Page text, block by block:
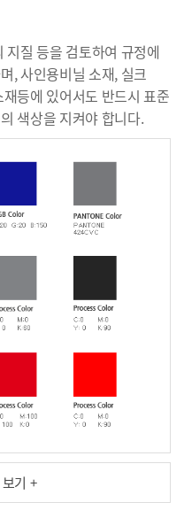
지질 등을 검토하여 규정에
, 사인용비닐 소재, 실크
등에 있어서도 반드시 표준
색상을 지켜야 합니다.
기 +